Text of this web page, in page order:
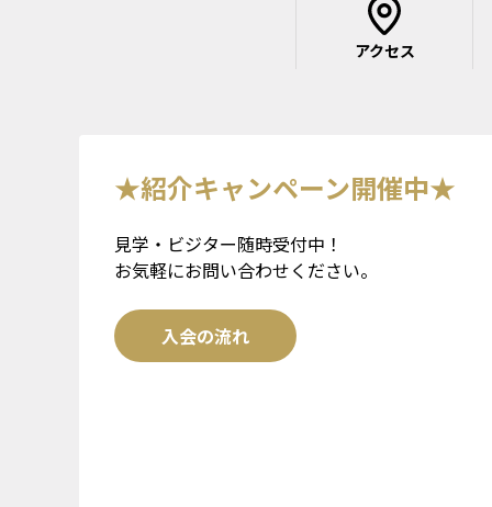
アクセス
★紹介キャンペーン開催中★
見学・ビジター随時受付中！
お気軽にお問い合わせください。
入会の流れ